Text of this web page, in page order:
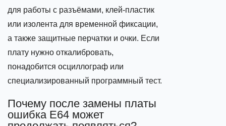
для работы с разъёмами, клей‑пластик
или изолента для временной фиксации,
а также защитные перчатки и очки. Если
плату нужно откалибровать,
понадобится осциллограф или
специализированный программный тест.
Почему после замены платы
ошибка E64 может